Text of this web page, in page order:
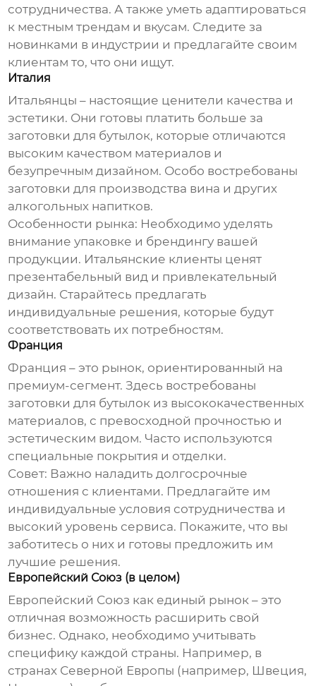
сотрудничества. А также уметь адаптироваться
к местным трендам и вкусам. Следите за
новинками в индустрии и предлагайте своим
клиентам то, что они ищут.
Италия
Итальянцы – настоящие ценители качества и
эстетики. Они готовы платить больше за
заготовки для бутылок, которые отличаются
высоким качеством материалов и
безупречным дизайном. Особо востребованы
заготовки для производства вина и других
алкогольных напитков.
Особенности рынка: Необходимо уделять
внимание упаковке и брендингу вашей
продукции. Итальянские клиенты ценят
презентабельный вид и привлекательный
дизайн. Старайтесь предлагать
индивидуальные решения, которые будут
соответствовать их потребностям.
Франция
Франция – это рынок, ориентированный на
премиум-сегмент. Здесь востребованы
заготовки для бутылок из высококачественных
материалов, с превосходной прочностью и
эстетическим видом. Часто используются
специальные покрытия и отделки.
Совет: Важно наладить долгосрочные
отношения с клиентами. Предлагайте им
индивидуальные условия сотрудничества и
высокий уровень сервиса. Покажите, что вы
заботитесь о них и готовы предложить им
лучшие решения.
Европейский Союз (в целом)
Европейский Союз как единый рынок – это
отличная возможность расширить свой
бизнес. Однако, необходимо учитывать
специфику каждой страны. Например, в
странах Северной Европы (например, Швеция,